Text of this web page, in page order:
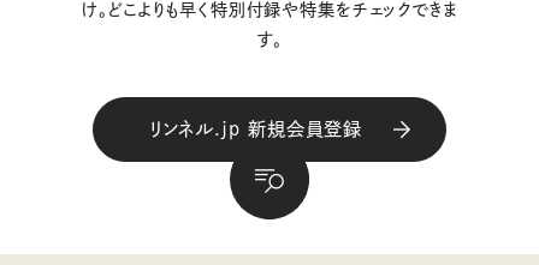
け。どこよりも早く特別付録や特集をチェックできま
す。
リンネル.jp 新規会員登録